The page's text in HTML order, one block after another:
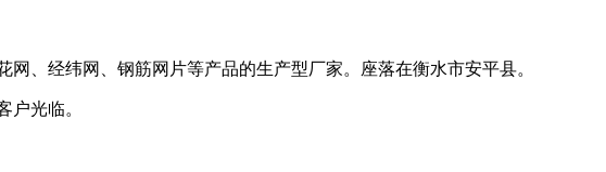
、经纬网、钢筋网片等产品的生产型厂家。座落在衡水市安平县。
光临。